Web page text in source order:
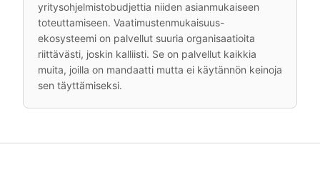
yritysohjelmistobudjettia niiden asianmukaiseen
toteuttamiseen. Vaatimustenmukaisuus-
ekosysteemi on palvellut suuria organisaatioita
riittävästi, joskin kalliisti. Se on palvellut kaikkia
muita, joilla on mandaatti mutta ei käytännön keinoja
sen täyttämiseksi.